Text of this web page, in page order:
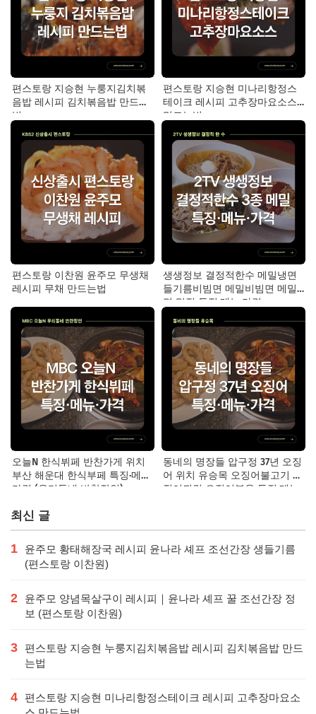
편스토랑 지승현 누룽지김치볶
음밥 레시피 김치볶음밥 만드는
법
편스토랑 지승현 미나리항정스
테이크 레시피 고추장마요소스
만드는법
편스토랑 이찬원 윤주모 무생채
레시피 무채 만드는법
생생정보 결정적한수 메밀냉면
들기름비빔면 메밀비빔면 메밀
면 맛집 특징·메뉴·가격
오늘N 한식뷔페 반찬가게 위치
부산 해운대 한식부페 특징·메뉴·
가격 (우리동네 반찬장인)
동네의 명장들 압구정 37년 오징
어 위치 유승목 오징어불고기 오
징어튀김 오징어볶음 특징·메뉴·
최신 글
1
윤주모 황태해장국 레시피 윤나라 셰프 조선간장 생들기름
(편스토랑 이찬원)
2
윤주모 양념목살구이 레시피｜윤나라 셰프 꿀 조선간장 정
보 (편스토랑 이찬원)
3
편스토랑 지승현 누룽지김치볶음밥 레시피 김치볶음밥 만드
는법
4
편스토랑 지승현 미나리항정스테이크 레시피 고추장마요소